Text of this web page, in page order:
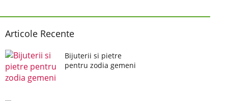
Articole Recente
Bijuterii si pietre
pentru zodia gemeni